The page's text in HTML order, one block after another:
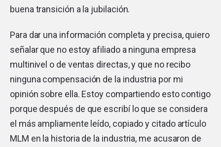
buena transición a la jubilación.
Para dar una información completa y precisa, quiero
señalar que no estoy afiliado a ninguna empresa
multinivel o de ventas directas, y que no recibo
ninguna compensación de la industria por mi
opinión sobre ella. Estoy compartiendo esto contigo
porque después de que escribí lo que se considera
el más ampliamente leído, copiado y citado artículo
MLM en la historia de la industria, me acusaron de